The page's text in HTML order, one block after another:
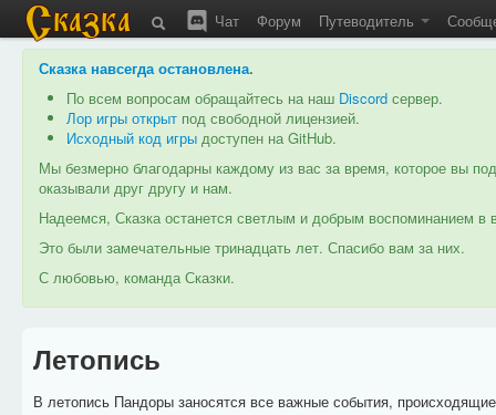
Чат Форум Путеводитель
Сказка навсегда остановлена.
По всем вопросам обращайтесь на наш Discord сервер.
Лор игры открыт под свободной лицензией.
Исходный код игры доступен на GitHub.
Мы безмерно благодарны каждому из вас за время, которое вы
оказывали друг другу и нам.
Надеемся, Сказка останется светлым и добрым воспоминанием
Это были замечательные тринадцать лет. Спасибо вам за них.
С любовью, команда Сказки.
Летопись
В летопись Пандоры заносятся все важные события,